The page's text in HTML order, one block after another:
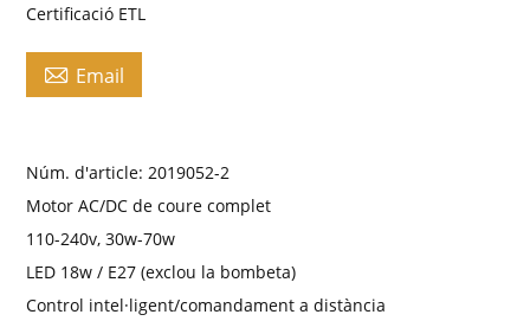
Certificació ETL
 Email
Núm. d'article: 2019052-2
Motor AC/DC de coure complet
110-240v, 30w-70w
LED 18w / E27 (exclou la bombeta)
Control intel·ligent/comandament a distància